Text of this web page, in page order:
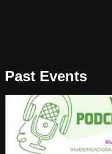
Past Events